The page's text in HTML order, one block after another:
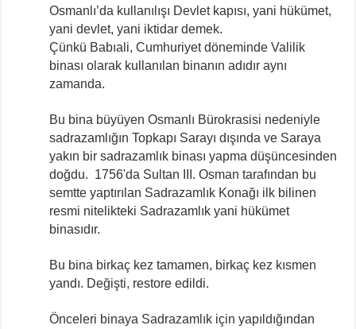
Osmanlı’da kullanılışı Devlet kapısı, yani hükümet,
yani devlet, yani iktidar demek.
Çünkü Babıali, Cumhuriyet döneminde Valilik
binası olarak kullanılan binanın adıdır aynı
zamanda.
Bu bina büyüyen Osmanlı Bürokrasisi nedeniyle
sadrazamlığın Topkapı Sarayı dışında ve Saraya
yakın bir sadrazamlık binası yapma düşüncesinden
doğdu. 1756'da Sultan III. Osman tarafından bu
semtte yaptırılan Sadrazamlık Konağı ilk bilinen
resmi nitelikteki Sadrazamlık yani hükümet
binasıdır.
Bu bina birkaç kez tamamen, birkaç kez kısmen
yandı. Değişti, restore edildi.
Önceleri binaya Sadrazamlık için yapıldığından